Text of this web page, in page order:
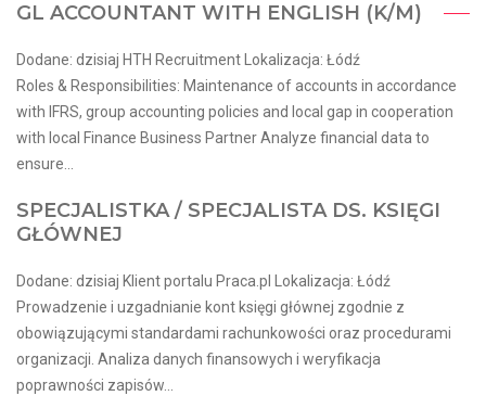
GL ACCOUNTANT WITH ENGLISH (K/M)
Dodane: dzisiaj HTH Recruitment Lokalizacja: Łódź
Roles & Responsibilities: Maintenance of accounts in accordance
with IFRS, group accounting policies and local gap in cooperation
with local Finance Business Partner Analyze financial data to
ensure...
SPECJALISTKA / SPECJALISTA DS. KSIĘGI
GŁÓWNEJ
Dodane: dzisiaj Klient portalu Praca.pl Lokalizacja: Łódź
Prowadzenie i uzgadnianie kont księgi głównej zgodnie z
obowiązującymi standardami rachunkowości oraz procedurami
organizacji. Analiza danych finansowych i weryfikacja
poprawności zapisów...